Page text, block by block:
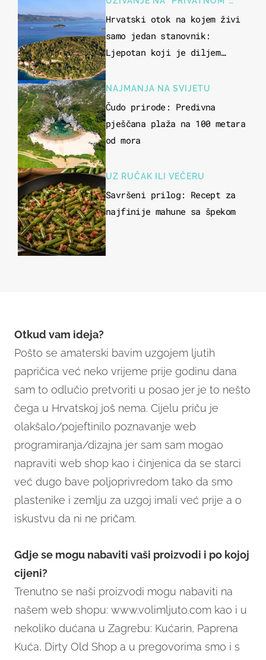
OTOKU
Hrvatski otok na kojem živi
samo jedan stanovnik:
Ljepotan koji je diljem
"bijelom zlatu"
NAJMANJA NA SVIJETU
Čudo prirode: Predivna
pješčana plaža na 100 metara
od mora
UZ RUČAK ILI VEČERU
Savršeni prilog: Recept za
najfinije mahune sa špekom
Otkud vam ideja?
Pošto se amaterski bavim uzgojem ljutih
papričica već neko vrijeme prije godinu dana
sam to odlučio pretvoriti u posao jer je to nešto
čega u Hrvatskoj još nema. Cijelu priču je
olakšalo/pojeftinilo poznavanje web
programiranja/dizajna jer sam sam mogao
napraviti web shop kao i činjenica da se starci
već dugo bave poljoprivredom tako da smo
plastenike i zemlju za uzgoj imali već prije a o
iskustvu da ni ne pričam.
Gdje se mogu nabaviti vaši proizvodi i po kojoj
cijeni?
Trenutno se naši proizvodi mogu nabaviti na
našem web shopu: www.volimljuto.com kao i u
nekoliko dućana u Zagrebu: Kućarin, Paprena
Kuća, Dirty Old Shop a u pregovorima smo i s